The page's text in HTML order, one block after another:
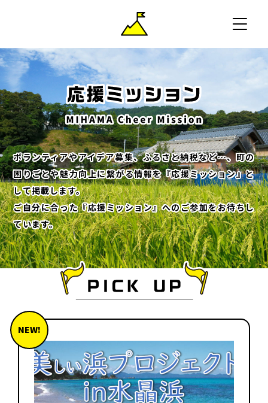
ボランティアやアイデア募集、ふるさと納税など…、町の
困りごとや魅力向上に繋がる情報を『応援ミッション』と
して掲載します。
ご自分に合った『応援ミッション』へのご参加をお待ちし
ています。
NEW!